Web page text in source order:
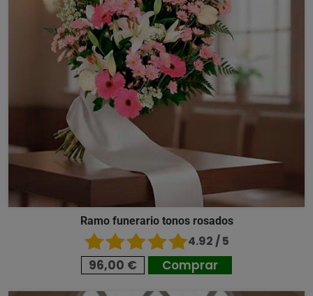
Ramo funerario tonos rosados
4.92 / 5
96,00 € Comprar